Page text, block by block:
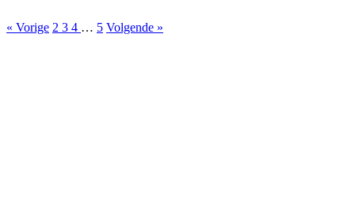
« Vorige 2 3 4 … 5 Volgende »